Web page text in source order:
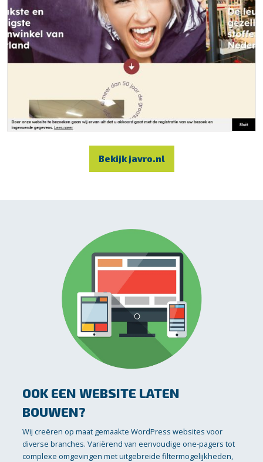
Bekijk javro.nl
OOK EEN WEBSITE LATEN
BOUWEN?
Wij creëren op maat gemaakte WordPress websites voor
diverse branches. Variërend van eenvoudige one-pagers tot
complexe omgevingen met uitgebreide filtermogelijkheden,